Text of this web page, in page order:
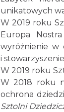
unikatowych
W 2019 roku
Europa
wyróżnienie w
i
W 2019 roku
W 2018 roku
ochrona
Sztolni